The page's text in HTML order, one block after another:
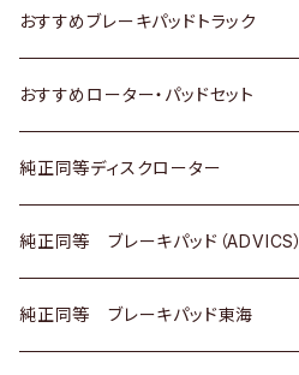
いすゞ
ダイハツ
マツダ
三菱
スバル
日産
いすゞ
ダイハツ
マツダ
三菱
日産
いすゞ
ダイハツ
三菱
日野
ホンダ
スズキ
日産
ダイハツ
マツダ
トヨタ
ホンダ
スズキ
日産
いすゞ
おすすめブレーキパッドトラック
トヨタ
日産
いすゞ
ダイハツ
おすすめローター・パッドセット
トヨタ
ホンダ
スズキ
純正同等ディスクローター
トヨタ
ホンダ
純正同等 ブレーキパッド（ADVICS）
トヨタ
純正同等 ブレーキパッド東海